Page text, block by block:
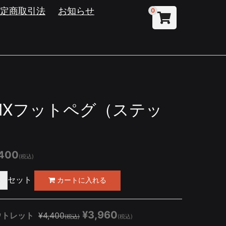
0
商取引法
お知らせ
フットペグ（ステッ
(税込)
セット
レット ¥4,400(税込) ¥3,960(税込)